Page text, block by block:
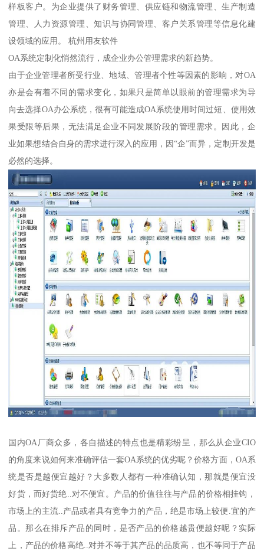
样板客户。为企业提供了财务管理、供应链和物流管理、生产制造
管理、人力资源管理、知识与协同管理、客户关系管理等信息化建
设领域的应用。 杭州用友软件
OA系统定制化悄然流行，成企业办公管理需求的新趋势。
由于企业管理者所受行业、地域、管理者个性等因素的影响，对OA
亦是会有着不同的需求变化，如果只是简单以眼前的管理需求为导
向去选择OA办公系统，很有可能造成OA系统使用时间过短、使用效
果受限等后果，无法满足企业不同发展阶段的管理需求。因此，企
业如果想结合自身的需求进行深入的应用，因“企”而异，定制开发是
必然的选择。
国内OA厂商众多，各自描述的特点也是精彩纷呈，那么从企业CIO
的角度来说如何来准确评估一套OA系统的优劣呢？价格方面，OA系
统是否是越便宜越好？大多数人都有一种准确认知，那就是便宜没
好货，而好货绝..对不便宜。产品的价值往往与产品的价格相挂钩，
市场上的主流..产品或者具有竞争力的产品，绝是市场上较便.宜的产
品。那么在排斥产品的同时，是否产品的价格越贵便越好呢？实际
上，产品的价格高绝..对并不等于其产品的品质高，也不等同于产品